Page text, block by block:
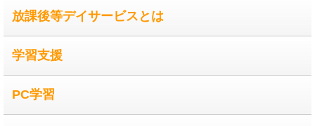
放課後等デイサービスとは
学習支援
PC学習